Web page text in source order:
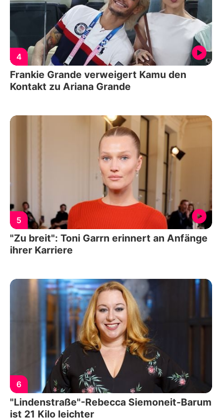
4
Frankie Grande verweigert Kamu den
Kontakt zu Ariana Grande
5
"Zu breit": Toni Garrn erinnert an Anfänge
ihrer Karriere
6
"Lindenstraße"-Rebecca Siemoneit-Barum
ist 21 Kilo leichter